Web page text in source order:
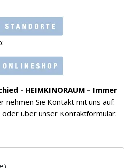
- HEIMKINORAUM – Immer
nehmen Sie Kontakt mit uns auf:
oder über unser Kontaktformular: